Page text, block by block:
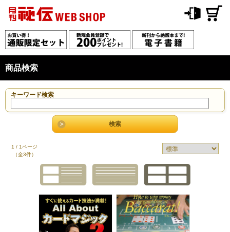
商品検索
キーワード検索
1 / 1ページ
（全3件）